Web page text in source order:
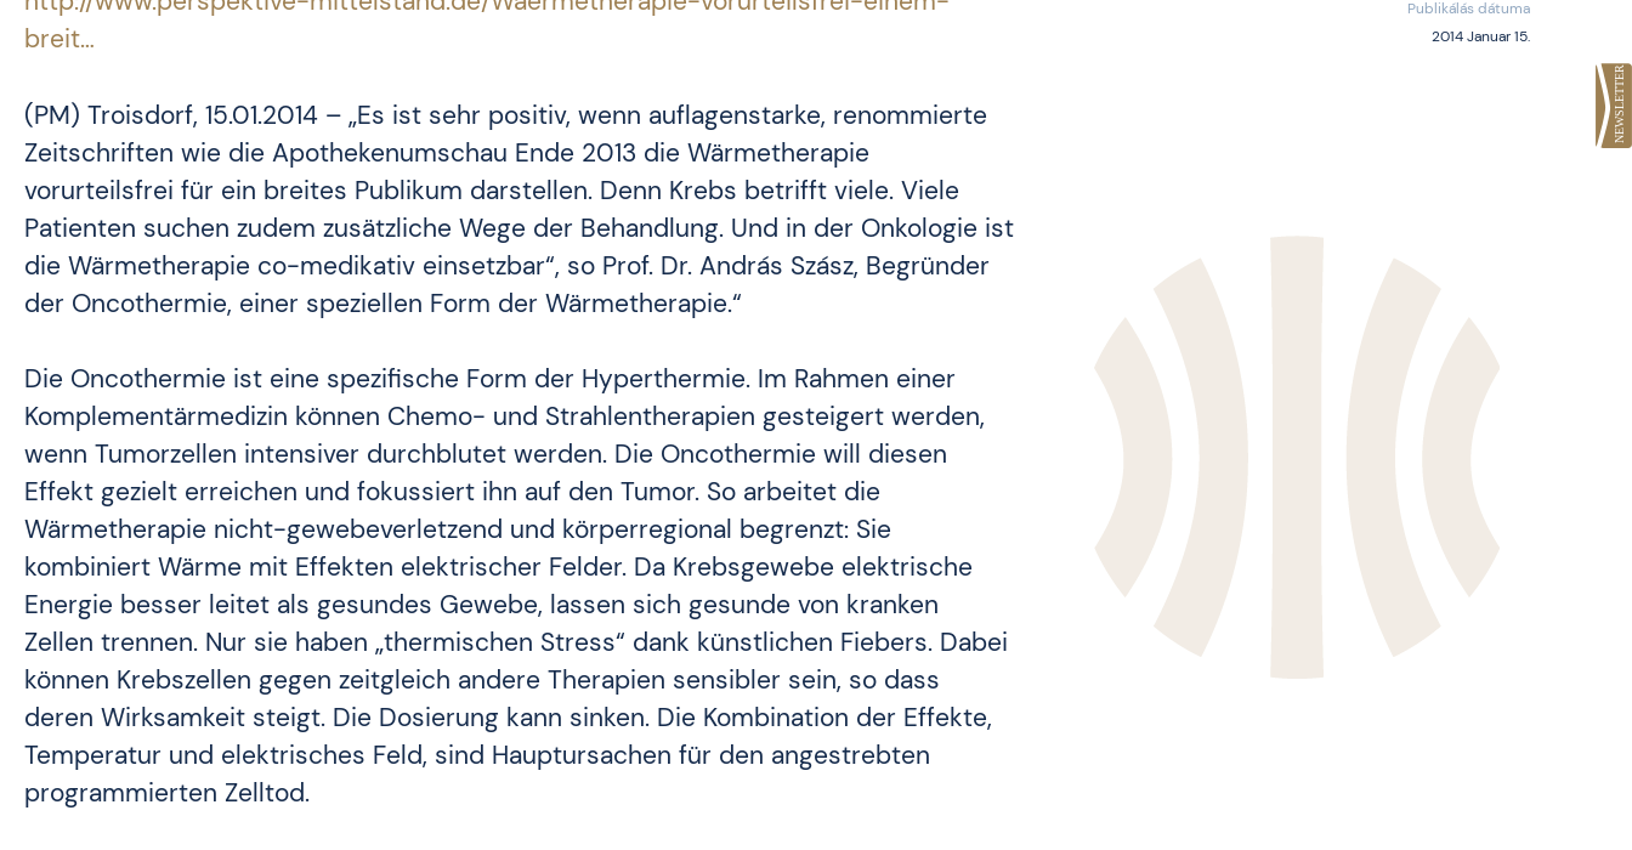
breit…
(PM) Troisdorf, 15.01.2014 – „Es ist sehr positiv, wenn auflagenstarke, renommierte
Zeitschriften wie die Apothekenumschau Ende 2013 die Wärmetherapie
vorurteilsfrei für ein breites Publikum darstellen. Denn Krebs betrifft viele. Viele
Patienten suchen zudem zusätzliche Wege der Behandlung. Und in der Onkologie ist
die Wärmetherapie co-medikativ einsetzbar“, so Prof. Dr. András Szász, Begründer
der Oncothermie, einer speziellen Form der Wärmetherapie.“
Die Oncothermie ist eine spezifische Form der Hyperthermie. Im Rahmen einer
Komplementärmedizin können Chemo- und Strahlentherapien gesteigert werden,
wenn Tumorzellen intensiver durchblutet werden. Die Oncothermie will diesen
Effekt gezielt erreichen und fokussiert ihn auf den Tumor. So arbeitet die
Wärmetherapie nicht-gewebeverletzend und körperregional begrenzt: Sie
kombiniert Wärme mit Effekten elektrischer Felder. Da Krebsgewebe elektrische
Energie besser leitet als gesundes Gewebe, lassen sich gesunde von kranken
Zellen trennen. Nur sie haben „thermischen Stress“ dank künstlichen Fiebers. Dabei
können Krebszellen gegen zeitgleich andere Therapien sensibler sein, so dass
deren Wirksamkeit steigt. Die Dosierung kann sinken. Die Kombination der Effekte,
Temperatur und elektrisches Feld, sind Hauptursachen für den angestrebten
programmierten Zelltod.
Publikálás dátuma
2014 Januar 15.